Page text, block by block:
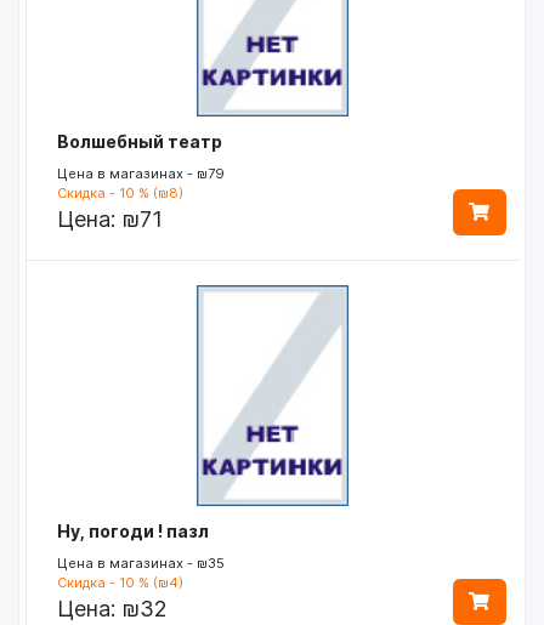
Волшебный театр
Цена в магазинах - ₪79
Скидка - 10 % (₪8)
Цена: ₪71
Ну, погоди ! пазл
Цена в магазинах - ₪35
Скидка - 10 % (₪4)
Цена: ₪32